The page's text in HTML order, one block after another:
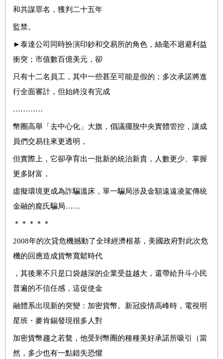
和共謀罪名，獲判二十五年
監禁。
►泰達公司同時扮演印鈔和交易所的角色，絲毫不迴避利益
衝突；市值數百億美元，卻
只有十二名員工，其中一些甚至可能是假的；多次承諾將進
行全面審計，但始終沒有完成
…………
幣圈高舉「去中心化」大旗，倡議擺脫中央實體管控，讓成
員們交易往來更透明，
但實際上，它卻孕育出一批新的統治新貴，人數更少、掌握
更多財富，
虛擬環境更成為詐騙溫床，單一騙局涉及金額遠遠凌駕傳統
金融的龐氏騙局……
＊＊＊＊＊
2008年的次貸危機撼動了全球經濟根基，美國政府對此次危
機的回應造成貨幣寬鬆時代
，其後果不只是口袋越深的企業受益越大，還帶給升斗小民
普遍的不信任感，這促使金
融體系出現新的突變：加密貨幣。新冠疫情高峰時，電視明
星班・麥肯錫發現很多人對
加密貨幣趨之若鶩，他受到幣圈的種種美好承諾所吸引（當
然，多少也有一點錯失恐懼